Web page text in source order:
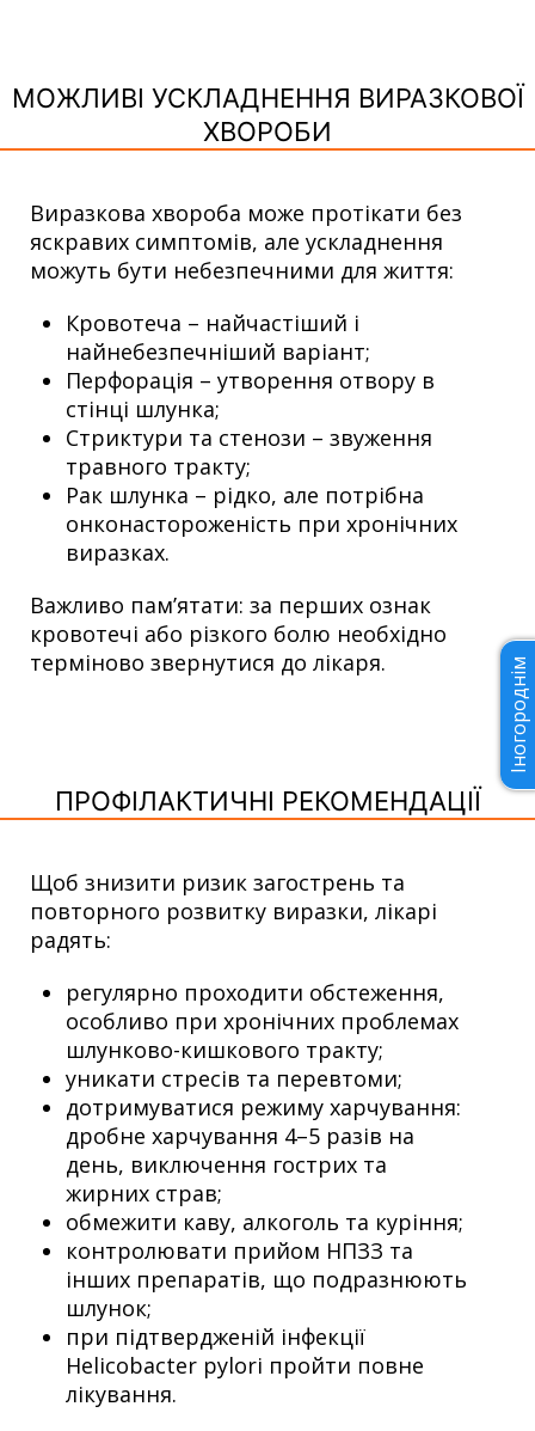
МОЖЛИВІ УСКЛАДНЕННЯ ВИРАЗКОВОЇ
ХВОРОБИ
Виразкова хвороба може протікати без
яскравих симптомів, але ускладнення
можуть бути небезпечними для життя:
Кровотеча – найчастіший і
найнебезпечніший варіант;
Перфорація – утворення отвору в
стінці шлунка;
Стриктури та стенози – звуження
травного тракту;
Рак шлунка – рідко, але потрібна
онконастороженість при хронічних
виразках.
Важливо пам’ятати: за перших ознак
кровотечі або різкого болю необхідно
терміново звернутися до лікаря.
ПРОФІЛАКТИЧНІ РЕКОМЕНДАЦІЇ
Щоб знизити ризик загострень та
повторного розвитку виразки, лікарі
радять:
регулярно проходити обстеження,
особливо при хронічних проблемах
шлунково-кишкового тракту;
уникати стресів та перевтоми;
дотримуватися режиму харчування:
дробне харчування 4–5 разів на
день, виключення гострих та
жирних страв;
обмежити каву, алкоголь та куріння;
контролювати прийом НПЗЗ та
інших препаратів, що подразнюють
шлунок;
при підтвердженій інфекції
Helicobacter pylori пройти повне
лікування.
Іногороднім